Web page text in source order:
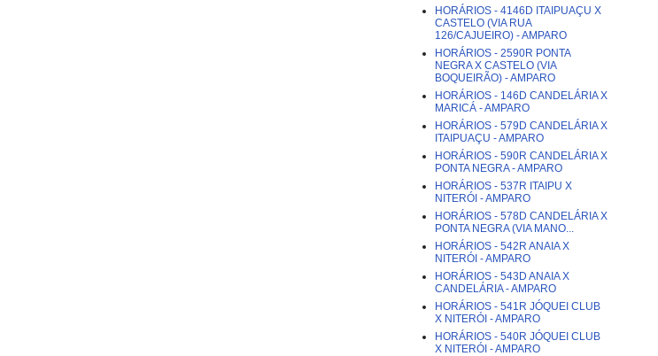
HORÁRIOS - 4146D ITAIPUAÇU X
CASTELO (VIA RUA
126/CAJUEIRO) - AMPARO
HORÁRIOS - 2590R PONTA
NEGRA X CASTELO (VIA
BOQUEIRÃO) - AMPARO
HORÁRIOS - 146D CANDELÁRIA X
MARICÁ - AMPARO
HORÁRIOS - 579D CANDELÁRIA X
ITAIPUAÇU - AMPARO
HORÁRIOS - 590R CANDELÁRIA X
PONTA NEGRA - AMPARO
HORÁRIOS - 537R ITAIPU X
NITERÓI - AMPARO
HORÁRIOS - 578D CANDELÁRIA X
PONTA NEGRA (VIA MANO...
HORÁRIOS - 542R ANAIA X
NITERÓI - AMPARO
HORÁRIOS - 543D ANAIA X
CANDELÁRIA - AMPARO
HORÁRIOS - 541R JÓQUEI CLUB
X NITERÓI - AMPARO
HORÁRIOS - 540R JÓQUEI CLUB
X NITERÓI - AMPARO